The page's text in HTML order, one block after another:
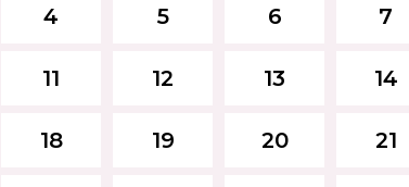
4 5 6 7
11 12 13 14
18 19 20 21